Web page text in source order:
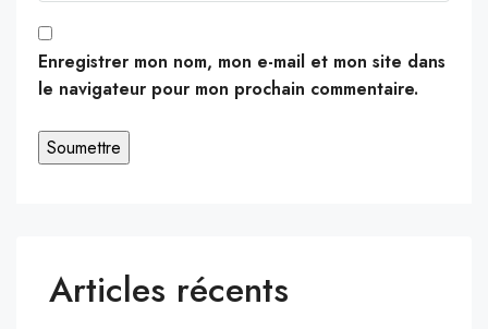
Enregistrer mon nom, mon e-mail et mon site dans
le navigateur pour mon prochain commentaire.
Articles récents